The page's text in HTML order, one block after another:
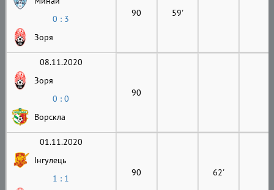
0 : 3
Зоря
90 59'
08.11.2020
Зоря
0 : 0
Ворскла
90
01.11.2020
Інгулець
1 : 1
90 62'